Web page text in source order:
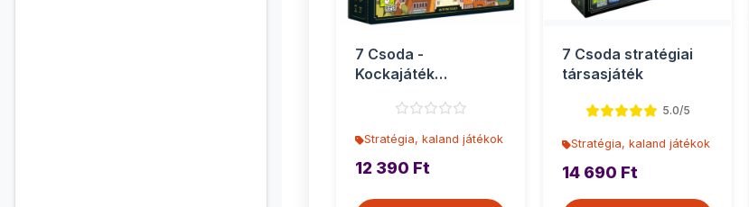
7 Csoda -
Kockajáték
Stratégia, kaland játékok
12 390 Ft
7 Csoda stratégiai
társasjáték
5.0/5
Stratégia, kaland játékok
14 690 Ft